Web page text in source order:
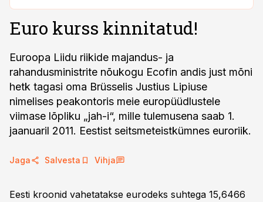
Euro kurss kinnitatud!
Euroopa Liidu riikide majandus- ja
rahandusministrite nõukogu Ecofin andis just mõni
hetk tagasi oma Brüsselis Justius Lipiuse
nimelises peakontoris meie europüüdlustele
viimase lõpliku „jah-i“, mille tulemusena saab 1.
jaanuaril 2011. Eestist seitsmeteistkümnes euroriik.
Jaga Salvesta Vihja
Eesti kroonid vahetatakse eurodeks suhtega 15,6466